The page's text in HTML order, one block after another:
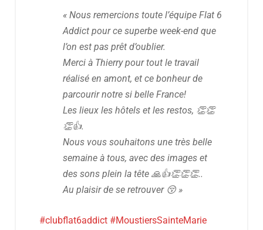
« Nous remercions toute l’équipe Flat 6
Addict pour ce superbe week-end que
l’on est pas prêt d’oublier.
Merci à Thierry pour tout le travail
réalisé en amont, et ce bonheur de
parcourir notre si belle France!
Les lieux les hôtels et les restos, 👏👏
👏👍.
Nous vous souhaitons une très belle
semaine à tous, avec des images et
des sons plein la tête 🙏👍👏👏👏..
Au plaisir de se retrouver 😚 »
#clubflat6addict #MoustiersSainteMarie